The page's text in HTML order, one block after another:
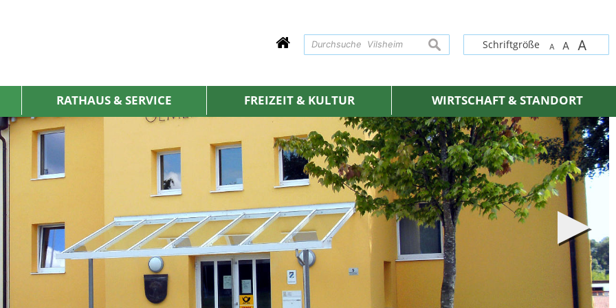
Schriftgröße A A A
suchen
RATHAUS & SERVICE FREIZEIT & KULTUR WIRTSCHAFT & STANDORT